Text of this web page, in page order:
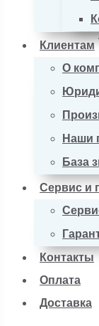
Клиентам
О
Наши
База
Сервис и
Контакты
Оплата
Доставка